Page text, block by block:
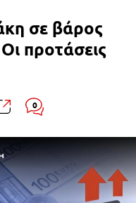
σε βάρος
προτάσεις
0